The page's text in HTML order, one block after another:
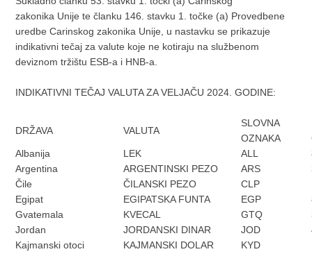
zakonika Unije te članku 146. stavku 1. točke (a) Provedbene
uredbe Carinskog zakonika Unije, u nastavku se prikazuje
indikativni tečaj za valute koje ne kotiraju na službenom
deviznom tržištu ESB-a i HNB-a.
INDIKATIVNI TEČAJ VALUTA ZA VELJAČU 2024. GODINE:
DRŽAVA VALUTA
SLOVNA
OZNAKA
Albanija
LEK ALL
Argentina
ARGENTINSKI PEZO ARS
Čile
ČILANSKI PEZO CLP
Egipat
EGIPATSKA FUNTA EGP
Gvatemala
KVECAL GTQ
Jordan
JORDANSKI DINAR JOD
Kajmanski otoci
KAJMANSKI DOLAR KYD